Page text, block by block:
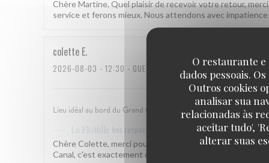
O restaurante e
dados pessoais.
Outros cookies
analisar sua
relacionadas às
aceitar tudo',
alterar suas
Chère Martine, Quel plaisir de recevoir votre retour,
service et ferons mieux. Nous attendons avec
colette E
2026-08-03 - 12:30 - GUESTS 3
Lieu idéal au bord du Grand Canal. Terrasse ombragée, accueil
La Flottille has responded to the review
Chère Colette, merci pour ce retour qui nous fait
Canal, c'est exactement ce qui nous anime. À très